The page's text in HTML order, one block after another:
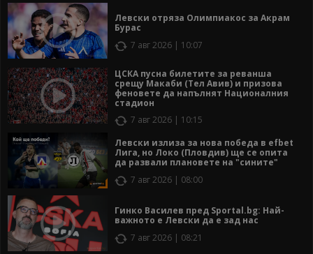
Левски отряза Олимпиакос за Акрам
Бурас
7 авг 2026 | 10:07
ЦСКА пусна билетите за реванша
срещу Макаби (Тел Авив) и призова
феновете да напълнят Националния
стадион
7 авг 2026 | 10:15
Левски излиза за нова победа в efbet
Лига, но Локо (Пловдив) ще се опита
да развали плановете на "сините"
7 авг 2026 | 08:00
Гинко Василев пред Sportal.bg: Най-
важното е Левски да е зад нас
7 авг 2026 | 08:21